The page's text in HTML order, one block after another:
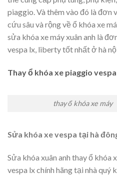
piaggio. Và thêm vào đó là đơn
cứu sâu và rộng về ổ khóa xe
sửa khóa xe máy xuân anh là
vespa lx, liberty tốt nhất ở hà
Thay ổ khóa xe piaggio
thay ổ khóa xe máy
Sửa khóa xe vespa tại hà
Sửa khóa xuân anh thay ổ khóa
vespa lx chính hãng tại nhà quý